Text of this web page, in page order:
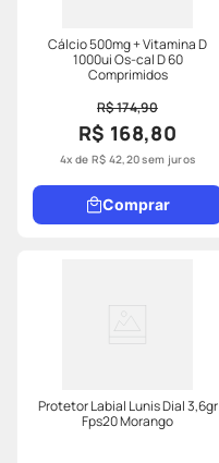
Cálcio 500mg + Vitamina D
1000ui Os-cal D 60
Comprimidos
R$ 174,90
R$ 168,80
4x de R$ 42,20sem juros
Comprar
Protetor Labial Lunis Dial 3,6gr
Fps20 Morango